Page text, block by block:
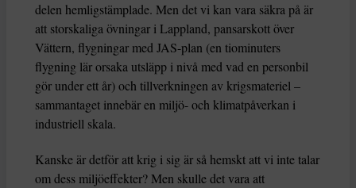
delen hemligstämplade. Men det vi kan vara säkra på är
att storskaliga övningar i Lappland, pansarskott över
Vättern, flygningar med JAS-plan (en tiominuters
flygning lär orsaka utsläpp i nivå med vad en personbil
gör under ett år) och tillverkningen av krigsmateriel –
sammantaget innebär en miljö- och klimatpåverkan i
industriell skala.
Kanske är detför att krig i sig är så hemskt att vi inte talar
om dess miljöeffekter? Men skulle det vara att